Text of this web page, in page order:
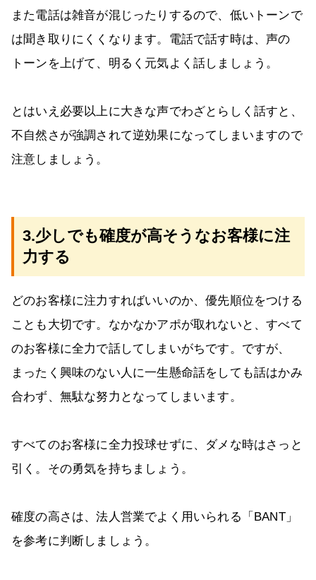
また電話は雑音が混じったりするので、低いトーンで
は聞き取りにくくなります。電話で話す時は、声の
トーンを上げて、明るく元気よく話しましょう。
とはいえ必要以上に大きな声でわざとらしく話すと、
不自然さが強調されて逆効果になってしまいますので
注意しましょう。
3.少しでも確度が高そうなお客様に注
力する
どのお客様に注力すればいいのか、優先順位をつける
ことも大切です。なかなかアポが取れないと、すべて
のお客様に全力で話してしまいがちです。ですが、
まったく興味のない人に一生懸命話をしても話はかみ
合わず、無駄な努力となってしまいます。
すべてのお客様に全力投球せずに、ダメな時はさっと
引く。その勇気を持ちましょう。
確度の高さは、法人営業でよく用いられる「BANT」
を参考に判断しましょう。